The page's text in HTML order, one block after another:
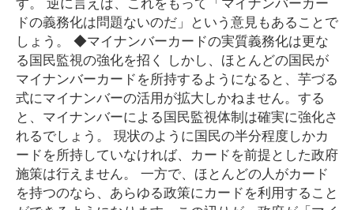
ドの義務化は問題ないのだ」という意見もあることで
しょう。 ◆マイナンバーカードの実質義務化は更な
る国民監視の強化を招く しかし、ほとんどの国民が
マイナンバーカードを所持するようになると、芋づる
式にマイナンバーの活用が拡大しかねません。する
と、マイナンバーによる国民監視体制は確実に強化さ
れるでしょう。 現状のように国民の半分程度しかカ
ードを所持していなければ、カードを前提とした政府
施策は行えません。 一方で、ほとんどの人がカード
を持つのなら、あらゆる政策にカードを利用すること